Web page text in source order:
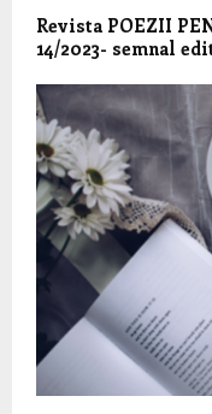
Revista POEZII
14/2023- semnal